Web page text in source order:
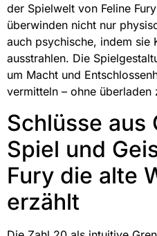
der Spielwelt von Feline
überwinden nicht nur
auch psychische, indem sie
ausstrahlen. Die
um Macht und
vermitteln – ohne überladen
Schlüsse aus
Spiel und
Fury die alte
erzählt